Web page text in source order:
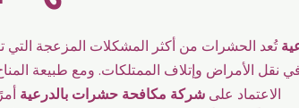
تُعد الحشرات من أكثر المشكلات المزعجة التي
نقل الأمراض وإتلاف الممتلكات. ومع طبيعة
الاعتماد على شركة مكافحة حشرات بالدرعية